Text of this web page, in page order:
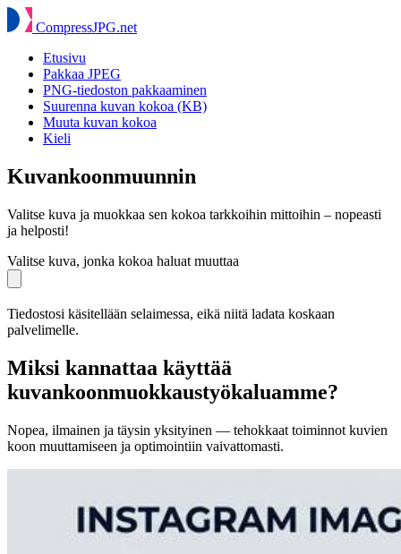
CompressJPG.net
Etusivu
Pakkaa JPEG
PNG-tiedoston pakkaaminen
Suurenna kuvan kokoa (KB)
Muuta kuvan kokoa
Kieli
Kuvankoonmuunnin
Valitse kuva ja muokkaa sen kokoa tarkkoihin mittoihin – nopeasti
ja helposti!
Valitse kuva, jonka kokoa haluat muuttaa
Tiedostosi käsitellään selaimessa, eikä niitä ladata koskaan
palvelimelle.
Miksi kannattaa käyttää
kuvankoonmuokkaustyökaluamme?
Nopea, ilmainen ja täysin yksityinen — tehokkaat toiminnot kuvien
koon muuttamiseen ja optimointiin vaivattomasti.